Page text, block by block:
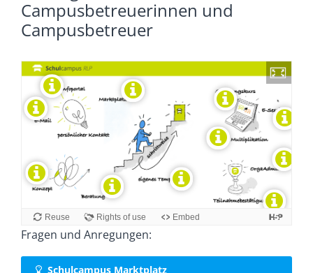
Campusbetreuerinnen und
Campusbetreuer
Fragen und Anregungen:
Schulcampus Marktplatz